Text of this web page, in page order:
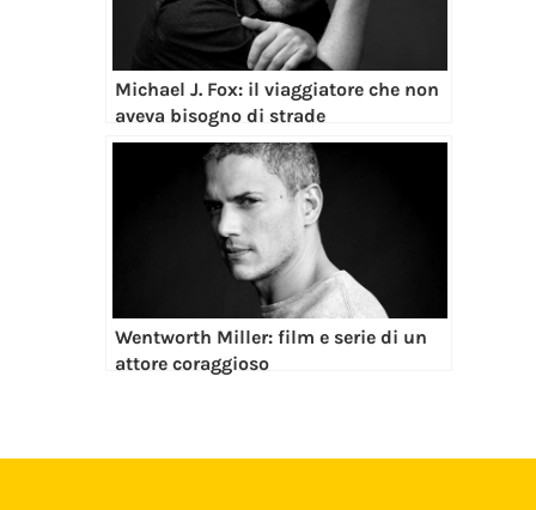
Michael J. Fox: il viaggiatore che non
aveva bisogno di strade
Wentworth Miller: film e serie di un
attore coraggioso